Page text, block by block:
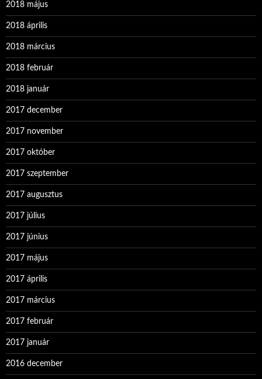
2018 május
2018 április
2018 március
2018 február
2018 január
2017 december
2017 november
2017 október
2017 szeptember
2017 augusztus
2017 július
2017 június
2017 május
2017 április
2017 március
2017 február
2017 január
2016 december